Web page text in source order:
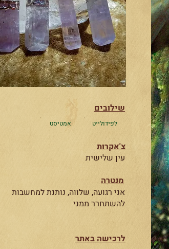
שילובים
לפידולייט אמטיסט
צ'אקרות
עין שלישית
מנטרה
אני רגועה, שלווה, נותנת למחשבות
להשתחרר ממני
לרכישה באתר